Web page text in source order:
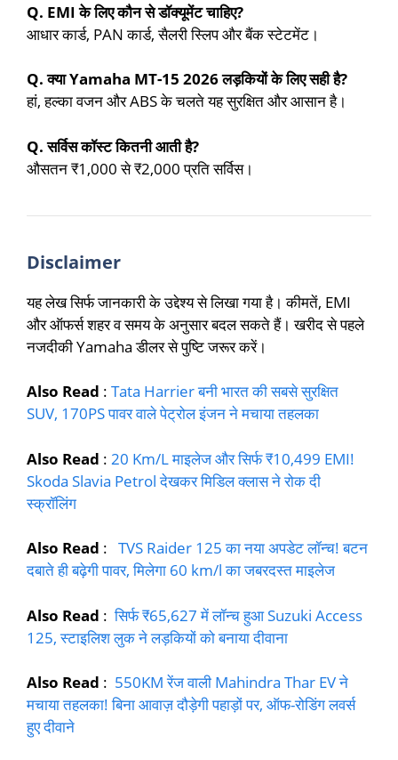
Q. EMI के लिए कौन से डॉक्यूमेंट चाहिए?
आधार कार्ड, PAN कार्ड, सैलरी स्लिप और बैंक स्टेटमेंट।
Q. क्या Yamaha MT-15 2026 लड़कियों के लिए सही है?
हां, हल्का वजन और ABS के चलते यह सुरक्षित और आसान है।
Q. सर्विस कॉस्ट कितनी आती है?
औसतन ₹1,000 से ₹2,000 प्रति सर्विस।
Disclaimer
यह लेख सिर्फ जानकारी के उद्देश्य से लिखा गया है। कीमतें, EMI
और ऑफर्स शहर व समय के अनुसार बदल सकते हैं। खरीद से पहले
नजदीकी Yamaha डीलर से पुष्टि जरूर करें।
Also Read : Tata Harrier बनी भारत की सबसे सुरक्षित
SUV, 170PS पावर वाले पेट्रोल इंजन ने मचाया तहलका
Also Read : 20 Km/L माइलेज और सिर्फ ₹10,499 EMI!
Skoda Slavia Petrol देखकर मिडिल क्लास ने रोक दी
स्क्रॉलिंग
Also Read : TVS Raider 125 का नया अपडेट लॉन्च! बटन
दबाते ही बढ़ेगी पावर, मिलेगा 60 km/l का जबरदस्त माइलेज
Also Read :सिर्फ ₹65,627 में लॉन्च हुआ Suzuki Access
125, स्टाइलिश लुक ने लड़कियों को बनाया दीवाना
Also Read : 550KM रेंज वाली Mahindra Thar EV ने
मचाया तहलका! बिना आवाज़ दौड़ेगी पहाड़ों पर, ऑफ-रोडिंग लवर्स
हुए दीवाने